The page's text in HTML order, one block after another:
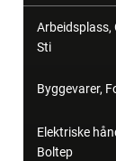
Arbeidsplass,
Sti
Byggevarer,
Elektriske
Boltep